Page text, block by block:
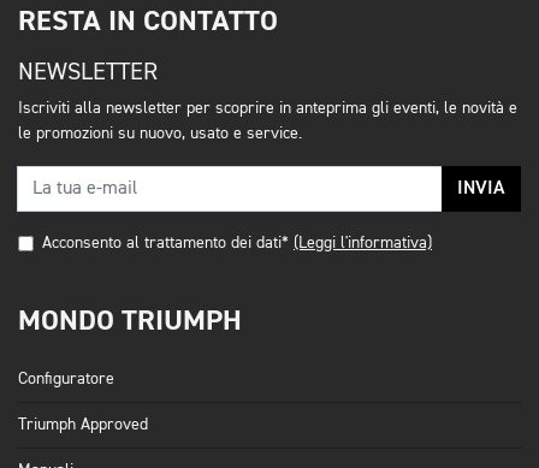
RESTA IN CONTATTO
NEWSLETTER
Iscriviti alla newsletter per scoprire in anteprima gli eventi, le novità e
le promozioni su nuovo, usato e service.
INVIA
Acconsento al trattamento dei dati* (Leggi l'informativa)
MONDO TRIUMPH
Configuratore
Triumph Approved